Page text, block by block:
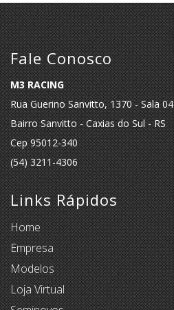
Fale Conosco
M3 RACING
Rua Guerino Sanvitto, 1370 - Sala 04
Bairro Sanvitto - Caxias do Sul - RS
Cep 95012-340
(54) 3211-4306
Links Rápidos
Home
Empresa
Modelos
Loja Virtual